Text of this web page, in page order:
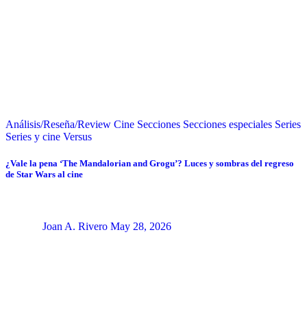
Análisis/Reseña/Review Cine Secciones Secciones especiales Series
Series y cine Versus
¿Vale la pena ‘The Mandalorian and Grogu’? Luces y sombras del regreso
de Star Wars al cine
Joan A. Rivero May 28, 2026